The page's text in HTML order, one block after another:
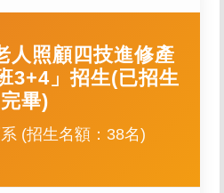
人照顧四技進修產
3+4」招生(已招生
完畢)
(招生名額：38名)